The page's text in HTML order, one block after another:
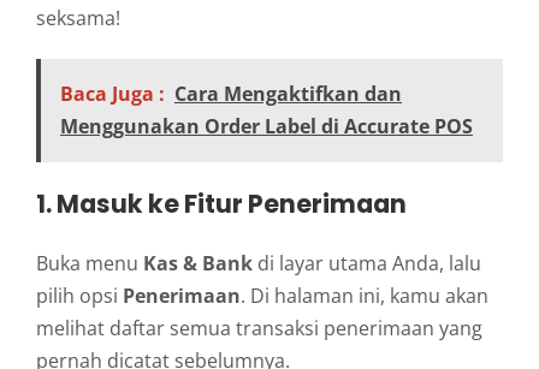
seksama!
Baca Juga : Cara Mengaktifkan dan
Menggunakan Order Label di Accurate POS
1. Masuk ke Fitur Penerimaan
Buka menu Kas & Bank di layar utama Anda, lalu
pilih opsi Penerimaan. Di halaman ini, kamu akan
melihat daftar semua transaksi penerimaan yang
pernah dicatat sebelumnya.